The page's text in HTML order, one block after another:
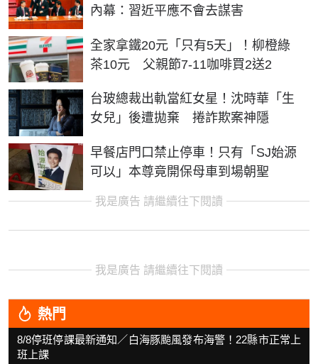
內幕：習近平應不會去謀害
全家拿鐵20元「只有5天」！柳橙綠
茶10元 父親節7-11咖啡買2送2
台玻總裁出軌當紅女星！沈時華「生
女兒」後遭拋棄 捲詐欺案神隱
早餐店門口禁止停車！只有「SJ始源
可以」本尊竟開保母車到場朝聖
我是廣告 請繼續往下閱讀
我是廣告 請繼續往下閱讀
熱門
8/8停班停課最新通知／白海豚颱風發布海警！22縣市正常上
班上課